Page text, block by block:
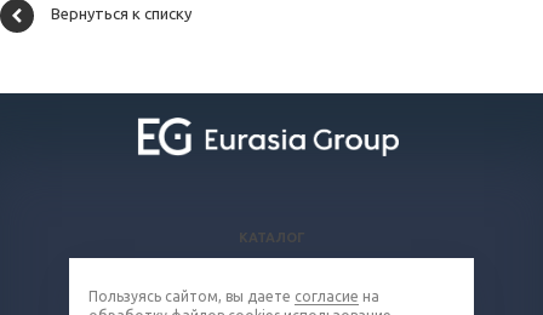
Вернуться к списку
КАТАЛОГ
КОМПАНИЯ
Пользуясь сайтом, вы даете согласие на